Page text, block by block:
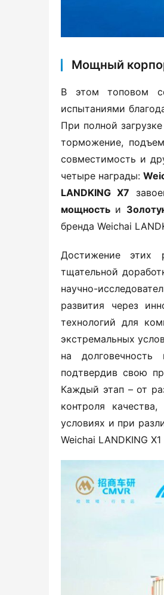
Мощный
В этом топовом
испытаниями
При полной
торможение,
совместимость и
четыре награды: ​
LANDKING X7​
мощность​ ​ и ​
бренда Weichai
Достижение этих
тщательной
научно-
развития через
технологий для
экстремальных
на
подтвердив свою
Каждый этап – от
контроля
условиях и при
Weichai LANDKING X1